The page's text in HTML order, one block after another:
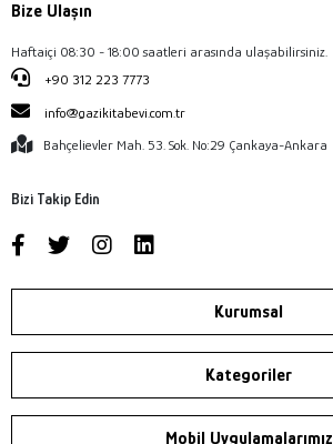
Bize Ulaşın
Haftaiçi 08:30 - 18:00 saatleri arasında ulaşabilirsiniz.
+90 312 223 7773
info@gazikitabevi.com.tr
Bahçelievler Mah. 53. Sok. No:29 Çankaya-Ankara
Bizi Takip Edin
Kurumsal
Kategoriler
Mobil Uygulamalarımız